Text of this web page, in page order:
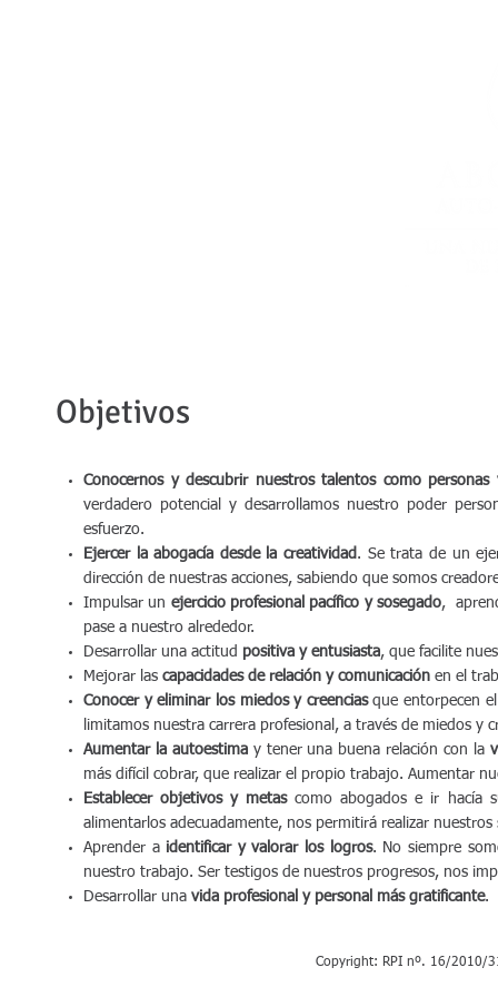
Objetivos
Conocernos y descubrir nuestros talentos como personas
verdadero potencial y desarrollamos nuestro poder
esfuerzo.
Ejercer la abogacía desde la creatividad . Se trata de un
dirección de nuestras acciones, sabiendo que somos
Impulsar un ejercicio profesional pacífico y sosegado,
pase a nuestro alrededor.
Desarrollar una actitud positiva y entusiasta, que facilite
Mejorar las capacidades de relación y comunicación en el
Conocer y eliminar los miedos y creenciasque entorpecen
limitamos nuestra carrera profesional, a través de miedos y
Aumentar la autoestimay tener una buena relación con la
más difícil cobrar, que realizar el propio trabajo. Aumentar
Establecer objetivos y metascomo abogados e ir hacía
alimentarlos adecuadamente, nos permitirá realizar nuestros
Aprender a identificar y valorar los logros. No siempre
nuestro trabajo. Ser testigos de nuestros progresos, nos
Desarrollar una vida profesional y personal más gratificante.
Copyright: RPI nº. 16/2010/